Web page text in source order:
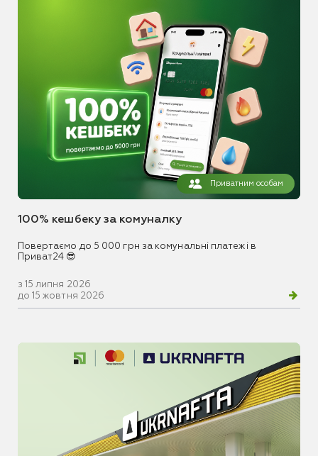
Приватним особам
100% кешбеку за комуналку
Повертаємо до 5 000 грн за комунальні платежі в
Приват24 😎
з 15 липня 2026
до 15 жовтня 2026